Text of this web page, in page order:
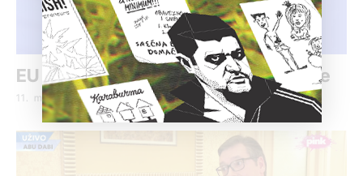
EU osudila pretnje i napade na novinare
11. mart 2021.